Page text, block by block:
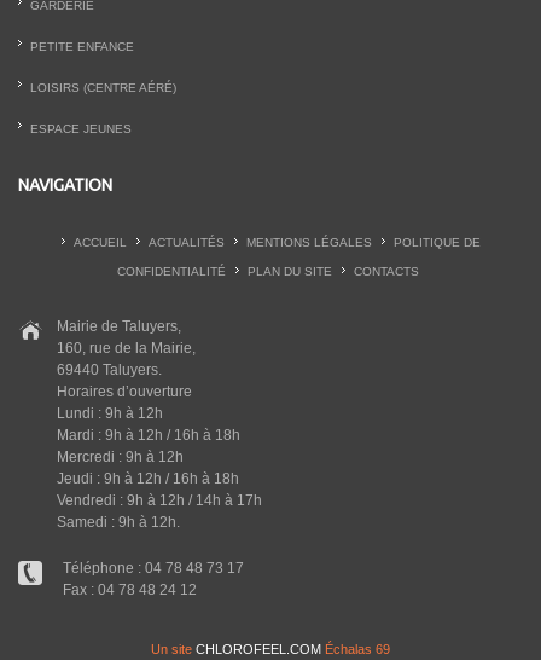
GARDERIE
PETITE ENFANCE
LOISIRS (CENTRE AÉRÉ)
ESPACE JEUNES
NAVIGATION
ACCUEIL ACTUALITÉS MENTIONS LÉGALES POLITIQUE DE
CONFIDENTIALITÉ PLAN DU SITE CONTACTS
Mairie de Taluyers,
160, rue de la Mairie,
69440 Taluyers.
Horaires d’ouverture
Lundi : 9h à 12h
Mardi : 9h à 12h / 16h à 18h
Mercredi : 9h à 12h
Jeudi : 9h à 12h / 16h à 18h
Vendredi : 9h à 12h / 14h à 17h
Samedi : 9h à 12h.
Téléphone : 04 78 48 73 17
Fax : 04 78 48 24 12
Un site CHLOROFEEL.COM Échalas 69